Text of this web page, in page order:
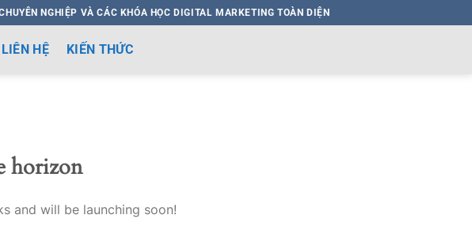
NGHIỆP VÀ CÁC KHÓA HỌC DIGITAL MARKETING TOÀN DIỆN
LIÊN HỆ KIẾN THỨC
horizon
and will be launching soon!